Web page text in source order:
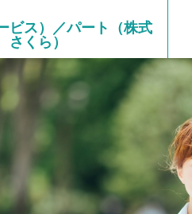
ス）／パート（株式
くら）